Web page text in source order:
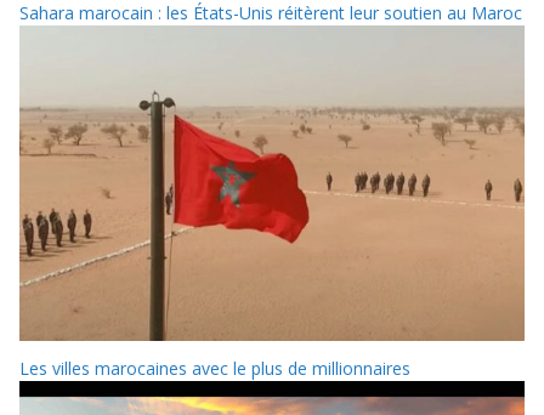
Sahara marocain : les États-Unis réitèrent leur soutien au Maroc
Les villes marocaines avec le plus de millionnaires